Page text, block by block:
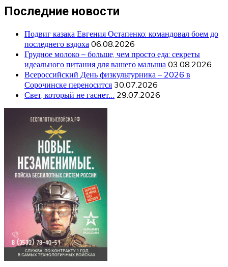
Последние новости
Подвиг казака Евгения Остапенко: командовал боем до
последнего вздоха 06.08.2026
Грудное молоко – больше, чем просто еда: секреты
идеального питания для вашего малыша 03.08.2026
Всероссийский День физкультурника – 2026 в
Сорочинске переносится 30.07.2026
Свет, который не гаснет… 29.07.2026